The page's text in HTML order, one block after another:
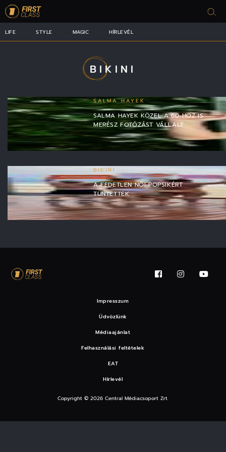
LIFE STYLE MAGIC HÍRLEVÉL
BIKINI
SALMA HAYEK
SALMA HAYEK KÖZEL A 60-HOZ IS
MERÉSZ FOTÓZÁST VÁLLALT
BIKINI
A FEDETLEN NŐI POPSIKÉRT
TÜNTETTEK
Impresszum
Üdvözlünk
Médiaajánlat
Felhasználási feltételek
EAT
Hírlevél
Copyright © 2026 Central Médiacsoport Zrt.